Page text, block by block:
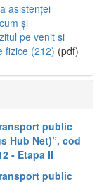
asistenței
și
pe venit și
fizice (212) (pdf)
public
Hub Net)”, cod
- Etapa II
public